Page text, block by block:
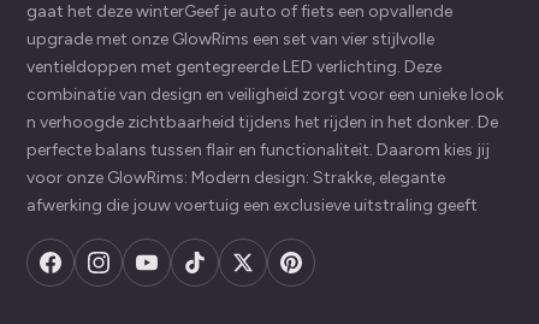
gaat het deze winterGeef je auto of fiets een opvallende
upgrade met onze GlowRims een set van vier stijlvolle
ventieldoppen met gentegreerde LED verlichting. Deze
combinatie van design en veiligheid zorgt voor een unieke look
n verhoogde zichtbaarheid tijdens het rijden in het donker. De
perfecte balans tussen flair en functionaliteit. Daarom kies jij
voor onze GlowRims: Modern design: Strakke, elegante
afwerking die jouw voertuig een exclusieve uitstraling geeft